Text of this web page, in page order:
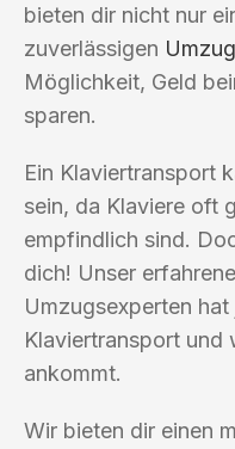
bieten dir nicht nur
zuverlässigen
Möglichkeit, Geld
sparen.
Ein Klaviertransport
sein, da Klaviere oft
empfindlich sind.
dich! Unser
Umzugsexperten
Klaviertransport und
ankommt.
Wir bieten dir einen